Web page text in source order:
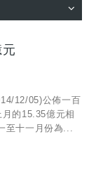
12/05)公佈一百
的15.35億元相
至十一月份為...